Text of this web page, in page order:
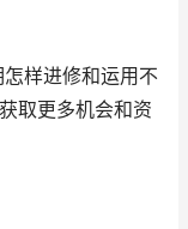
样进修和运用不
取更多机会和资